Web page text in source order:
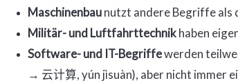
Maschinenbaunutzt andere Begriffe als
Militär- und Luftfahrttechnikhaben
Software- und IT-Begriffewerden
→ 云计算, yún jìsuàn), aber nicht immer